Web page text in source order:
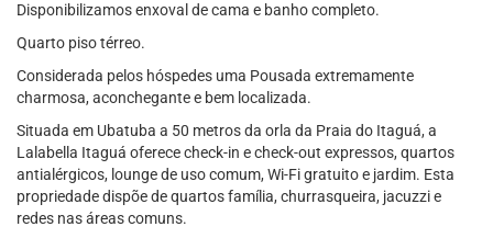
Disponibilizamos enxoval de cama e banho completo.
Quarto piso térreo.
Considerada pelos hóspedes uma Pousada extremamente
charmosa, aconchegante e bem localizada.
Situada em Ubatuba a 50 metros da orla da Praia do Itaguá, a
Lalabella Itaguá oferece check-in e check-out expressos, quartos
antialérgicos, lounge de uso comum, Wi-Fi gratuito e jardim. Esta
propriedade dispõe de quartos família, churrasqueira, jacuzzi e
redes nas áreas comuns.